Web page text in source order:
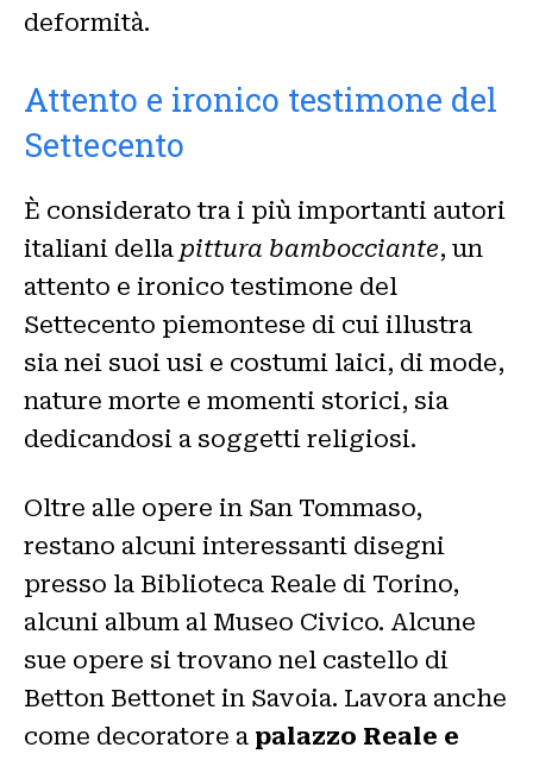
deformità.
Attento e ironico testimone del
Settecento
È considerato tra i più importanti autori
italiani della pittura bambocciante, un
attento e ironico testimone del
Settecento piemontese di cui illustra
sia nei suoi usi e costumi laici, di mode,
nature morte e momenti storici, sia
dedicandosi a soggetti religiosi.
Oltre alle opere in San Tommaso,
restano alcuni interessanti disegni
presso la Biblioteca Reale di Torino,
alcuni album al Museo Civico. Alcune
sue opere si trovano nel castello di
Betton Bettonet in Savoia. Lavora anche
come decoratore a palazzo Reale e